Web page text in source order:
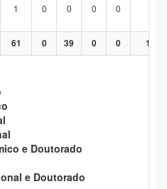
1 0 0 0 0
61 0 39 0 0 19
e Doutorado
e Doutorado